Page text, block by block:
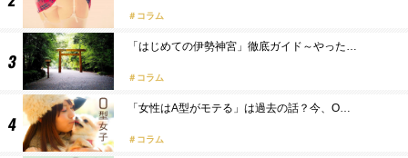
コラム
「はじめての伊勢神宮」徹底ガイド～やった…
コラム
「女性はA型がモテる」は過去の話？今、O…
コラム